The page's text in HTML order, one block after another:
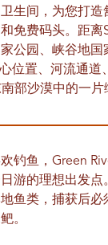
生间，为您打
和免费码头。距
公园、峡谷地国
位置、河流通
部沙漠中的一片
钓鱼，Green
游的理想出发
鱼类，捕获后
。